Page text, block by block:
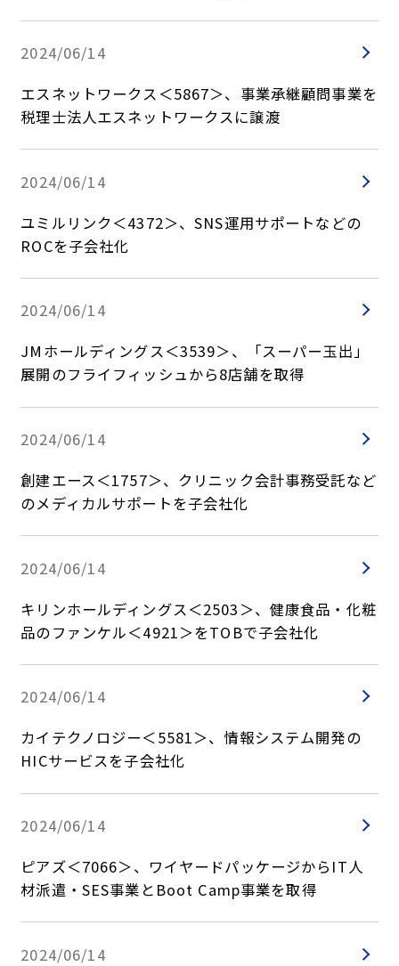
2024/06/14
エスネットワークス＜5867＞、事業承継顧問事業を
税理士法人エスネットワークスに譲渡
2024/06/14
ユミルリンク＜4372＞、SNS運用サポートなどの
ROCを子会社化
2024/06/14
JMホールディングス＜3539＞、「スーパー玉出」
展開のフライフィッシュから8店舗を取得
2024/06/14
創建エース＜1757＞、クリニック会計事務受託など
のメディカルサポートを子会社化
2024/06/14
キリンホールディングス＜2503＞、健康食品・化粧
品のファンケル＜4921＞をTOBで子会社化
2024/06/14
カイテクノロジー＜5581＞、情報システム開発の
HICサービスを子会社化
2024/06/14
ピアズ＜7066＞、ワイヤードパッケージからIT人
材派遣・SES事業とBoot Camp事業を取得
2024/06/14